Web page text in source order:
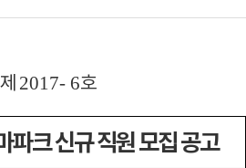
2017- 6호
파크 신규 직원 모집 공고